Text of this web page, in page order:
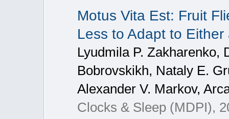
Motus Vita Est: Fruit
Less to Adapt to
Lyudmila P. Zakharenko,
Bobrovskikh, Nataly E.
Alexander V. Markov,
Clocks & Sleep (MDPI),